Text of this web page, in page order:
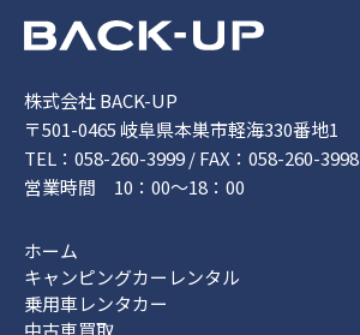
株式会社 BACK-UP
〒501-0465 岐阜県本巣市軽海330番地1
TEL：058-260-3999 / FAX：058-260-3998
営業時間 10：00～18：00
ホーム
キャンピングカーレンタル
乗用車レンタカー